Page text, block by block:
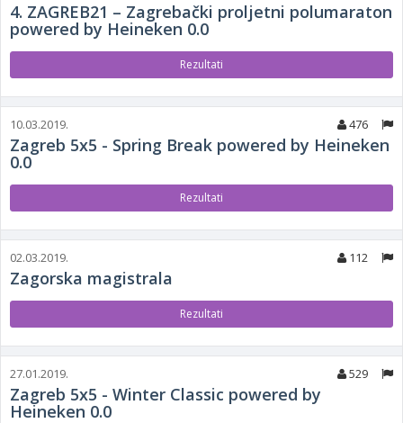
4. ZAGREB21 – Zagrebački proljetni polumaraton
powered by Heineken 0.0
Rezultati
10.03.2019. 476
Zagreb 5x5 - Spring Break powered by Heineken
0.0
Rezultati
02.03.2019. 112
Zagorska magistrala
Rezultati
27.01.2019. 529
Zagreb 5x5 - Winter Classic powered by
Heineken 0.0